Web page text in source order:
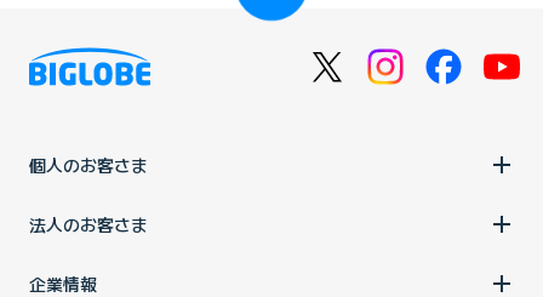
個人のお客さま
法人のお客さま
企業情報